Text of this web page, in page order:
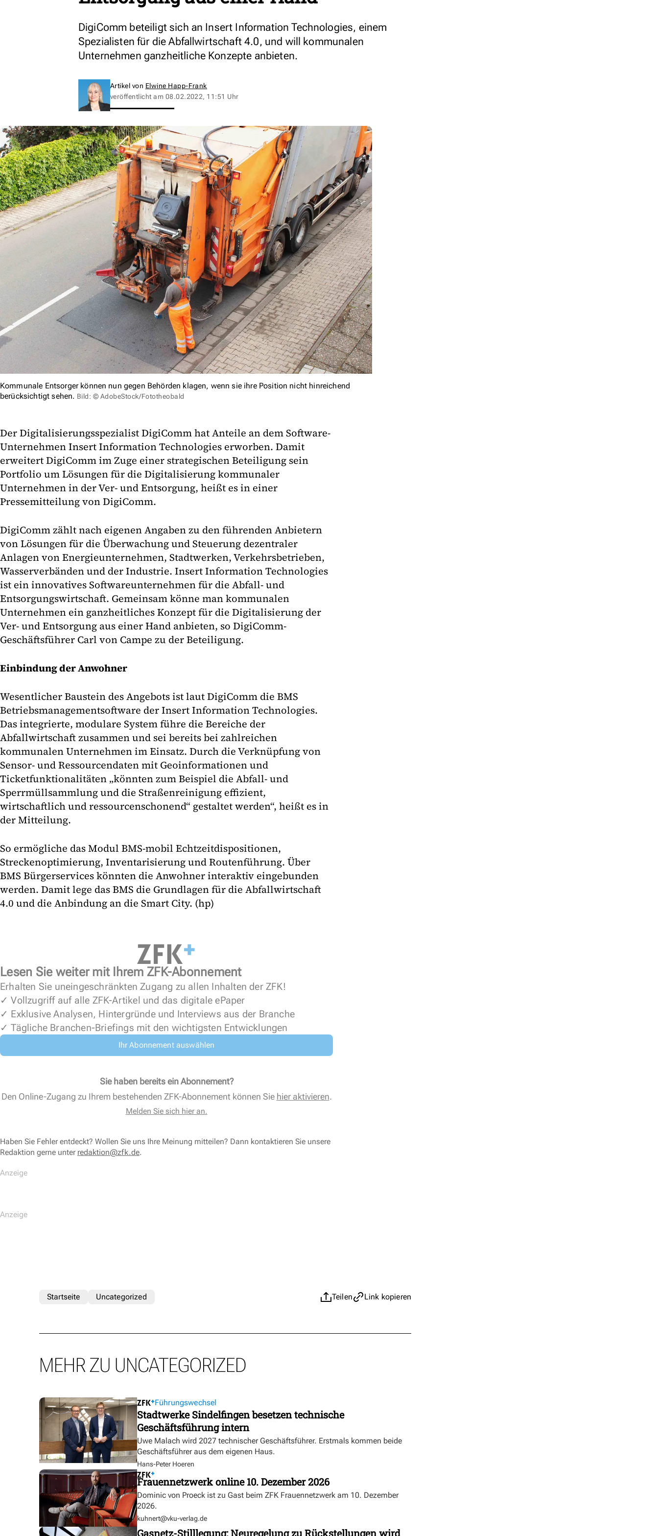
DigiComm beteiligt sich an Insert Information Technologies, einem
Spezialisten für die Abfallwirtschaft 4.0, und will kommunalen
Unternehmen ganzheitliche Konzepte anbieten.
Artikel von Elwine Happ-Frank
veröffentlicht am 08.02.2022, 11:51 Uhr
Kommunale Entsorger können nun gegen Behörden klagen, wenn sie ihre Position nicht hinreichend
berücksichtigt sehen. Bild: © AdobeStock/Fototheobald
Der Digitalisierungsspezialist DigiComm hat Anteile an dem Software-
Unternehmen Insert Information Technologies erworben. Damit
erweitert DigiComm im Zuge einer strategischen Beteiligung sein
Portfolio um Lösungen für die Digitalisierung kommunaler
Unternehmen in der Ver- und Entsorgung, heißt es in einer
Pressemitteilung von DigiComm.
DigiComm zählt nach eigenen Angaben zu den führenden Anbietern
von Lösungen für die Überwachung und Steuerung dezentraler
Anlagen von Energieunternehmen, Stadtwerken, Verkehrsbetrieben,
Wasserverbänden und der Industrie. Insert Information Technologies
ist ein innovatives Softwareunternehmen für die Abfall- und
Entsorgungswirtschaft. Gemeinsam könne man kommunalen
Unternehmen ein ganzheitliches Konzept für die Digitalisierung der
Ver- und Entsorgung aus einer Hand anbieten, so DigiComm-
Geschäftsführer Carl von Campe zu der Beteiligung.
Einbindung der Anwohner
Wesentlicher Baustein des Angebots ist laut DigiComm die BMS
Betriebsmanagementsoftware der Insert Information Technologies.
Das integrierte, modulare System führe die Bereiche der
Abfallwirtschaft zusammen und sei bereits bei zahlreichen
kommunalen Unternehmen im Einsatz. Durch die Verknüpfung von
Sensor- und Ressourcendaten mit Geoinformationen und
Ticketfunktionalitäten „könnten zum Beispiel die Abfall- und
Sperrmüllsammlung und die Straßenreinigung effizient,
wirtschaftlich und ressourcenschonend“ gestaltet werden“, heißt es in
der Mitteilung.
So ermögliche das Modul BMS-mobil Echtzeitdispositionen,
Streckenoptimierung, Inventarisierung und Routenführung. Über
BMS Bürgerservices könnten die Anwohner interaktiv eingebunden
werden. Damit lege das BMS die Grundlagen für die Abfallwirtschaft
4.0 und die Anbindung an die Smart City. (hp)
Lesen Sie weiter mit Ihrem ZFK-Abonnement
Erhalten Sie uneingeschränkten Zugang zu allen Inhalten der ZFK!
✓ Vollzugriff auf alle ZFK-Artikel und das digitale ePaper
✓ Exklusive Analysen, Hintergründe und Interviews aus der Branche
✓ Tägliche Branchen-Briefings mit den wichtigsten Entwicklungen
Ihr Abonnement auswählen
Sie haben bereits ein Abonnement?
Den Online-Zugang zu Ihrem bestehenden ZFK-Abonnement können Sie hier aktivieren.
Melden Sie sich hier an.
Haben Sie Fehler entdeckt? Wollen Sie uns Ihre Meinung mitteilen? Dann kontaktieren Sie unsere
Redaktion gerne unter redaktion@zfk.de.
Teilen Link kopieren
Startseite Uncategorized
MEHR ZU UNCATEGORIZED
Führungswechsel
Stadtwerke Sindelfingen besetzen technische
Geschäftsführung intern
Uwe Malach wird 2027 technischer Geschäftsführer. Erstmals kommen beide
Geschäftsführer aus dem eigenen Haus.
Hans-Peter Hoeren
Frauennetzwerk online 10. Dezember 2026
Dominic von Proeck ist zu Gast beim ZFK Frauennetzwerk am 10. Dezember
2026.
kuhnert@vku-verlag.de
Gasnetz-Stilllegung: Neuregelung zu Rückstellungen wird